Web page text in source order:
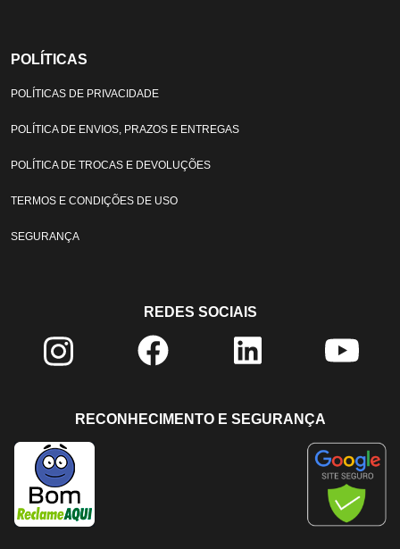
POLÍTICAS
POLÍTICAS DE PRIVACIDADE
POLÍTICA DE ENVIOS, PRAZOS E ENTREGAS
POLÍTICA DE TROCAS E DEVOLUÇÕES
TERMOS E CONDIÇÕES DE USO
SEGURANÇA
REDES SOCIAIS
RECONHECIMENTO E SEGURANÇA